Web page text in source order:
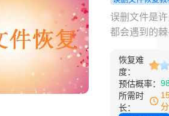
那么电脑c盘
成红色了怎
呢？本文将
种有效的C
法。
件删除怎么
回？完整恢
误删文件是
都会遇到的
工作文档、
片或视频丢
可能带来巨
扰。但被删
恢复难
度：
预估概率：
所需时
长：